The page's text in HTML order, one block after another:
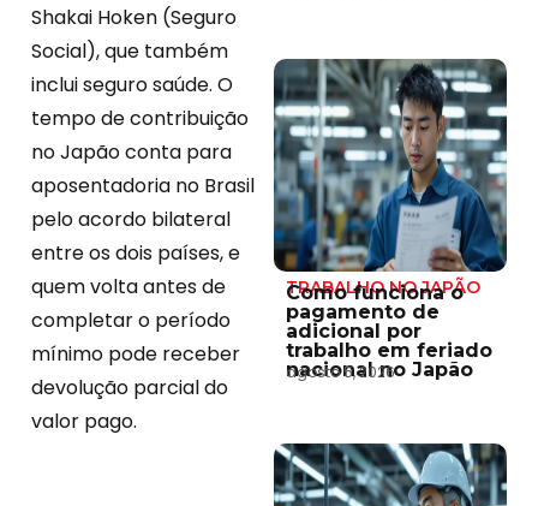
Shakai Hoken (Seguro
Social), que também
inclui seguro saúde. O
tempo de contribuição
no Japão conta para
aposentadoria no Brasil
pelo acordo bilateral
entre os dois países, e
quem volta antes de
completar o período
mínimo pode receber
devolução parcial do
valor pago.
TRABALHO NO JAPÃO
Como funciona o
pagamento de
adicional por
trabalho em feriado
nacional no Japão
agosto 5, 2026